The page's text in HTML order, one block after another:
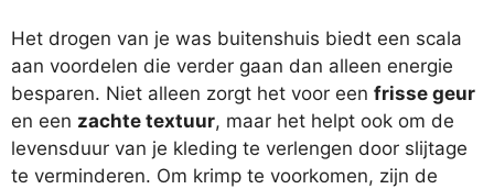
Het drogen van je was buitenshuis biedt een scala
aan voordelen die verder gaan dan alleen energie
besparen. Niet alleen zorgt het voor een frisse geur
en een zachte textuur, maar het helpt ook om de
levensduur van je kleding te verlengen door slijtage
te verminderen. Om krimp te voorkomen, zijn de